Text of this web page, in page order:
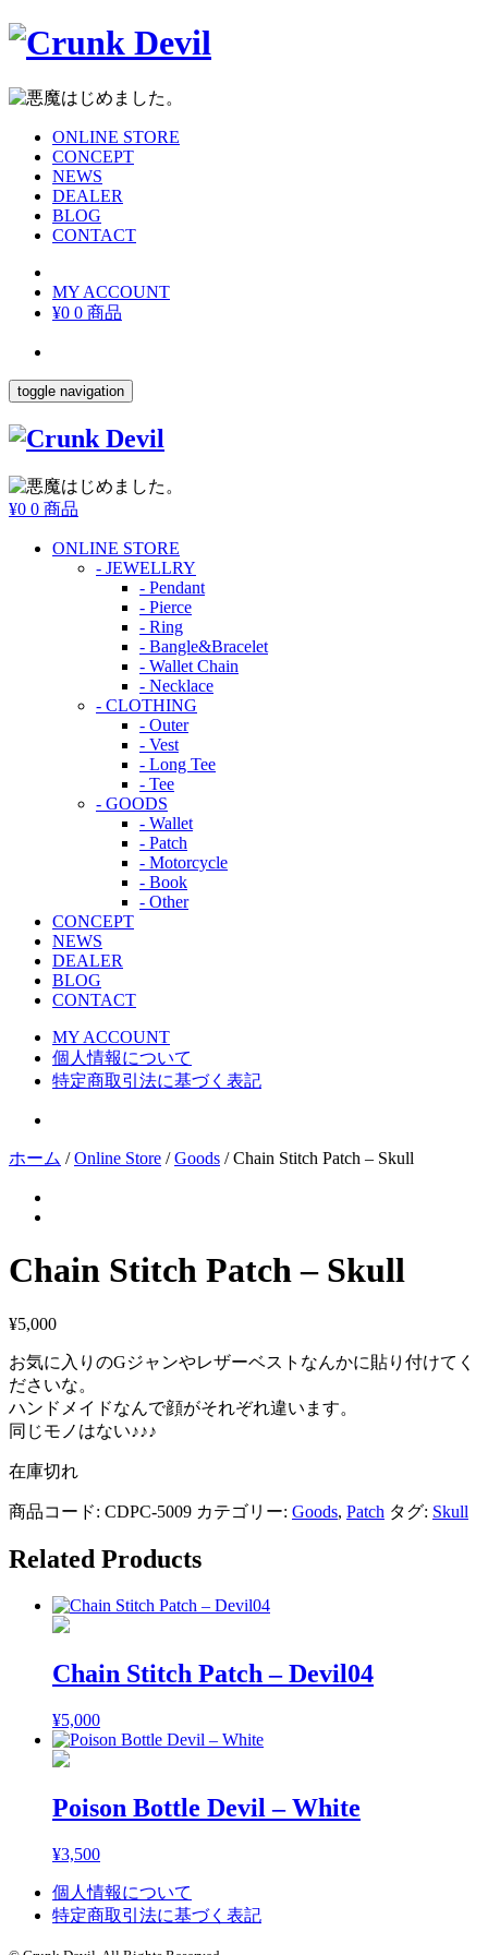
ONLINE STORE
CONCEPT
NEWS
DEALER
BLOG
CONTACT
MY ACCOUNT
¥0 0 商品
toggle navigation
¥0 0 商品
ONLINE STORE
- JEWELLRY
- Pendant
- Pierce
- Ring
- Bangle&Bracelet
- Wallet Chain
- Necklace
- CLOTHING
- Outer
- Vest
- Long Tee
- Tee
- GOODS
- Wallet
- Patch
- Motorcycle
- Book
- Other
CONCEPT
NEWS
DEALER
BLOG
CONTACT
MY ACCOUNT
個人情報について
特定商取引法に基づく表記
ホーム /Online Store /Goods / Chain Stitch Patch – Skull
Chain Stitch Patch – Skull
¥5,000
お気に入りのGジャンやレザーベストなんかに貼り付けてく
ださいな。
ハンドメイドなんで顔がそれぞれ違います。
同じモノはない♪♪♪
在庫切れ
商品コード: CDPC-5009 カテゴリー: Goods, Patch タグ: Skull
Related Products
Chain Stitch Patch – Devil04
¥5,000
Poison Bottle Devil – White
¥3,500
個人情報について
特定商取引法に基づく表記